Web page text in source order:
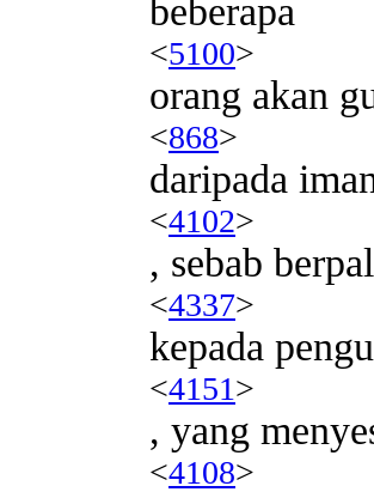
beberapa
<5100>
orang akan
<868>
daripada
<4102>
, sebab
<4337>
kepada
<4151>
, yang
<4108>